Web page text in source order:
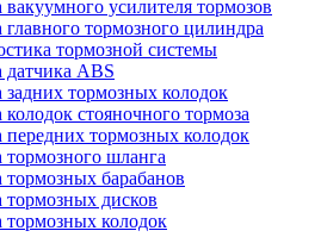
вакуумного усилителя тормозов
главного тормозного цилиндра
тормозной системы
датчика ABS
задних тормозных колодок
колодок стояночного тормоза
передних тормозных колодок
тормозного шланга
тормозных барабанов
тормозных дисков
тормозных колодок